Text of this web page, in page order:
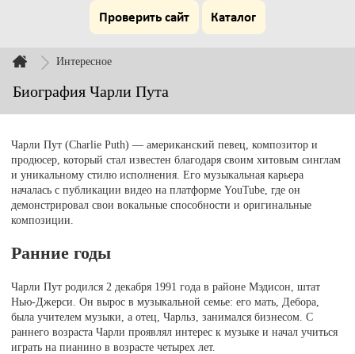
Проверить сайт Каталог
Интересное
Биография Чарли Пута
Чарли Пут (Charlie Puth) — американский певец, композитор и
продюсер, который стал известен благодаря своим хитовым синглам
и уникальному стилю исполнения. Его музыкальная карьера
началась с публикации видео на платформе YouTube, где он
демонстрировал свои вокальные способности и оригинальные
композиции.
Ранние годы
Чарли Пут родился 2 декабря 1991 года в районе Мэдисон, штат
Нью-Джерси. Он вырос в музыкальной семье: его мать, Дебора,
была учителем музыки, а отец, Чарльз, занимался бизнесом. С
раннего возраста Чарли проявлял интерес к музыке и начал учиться
играть на пианино в возрасте четырех лет.